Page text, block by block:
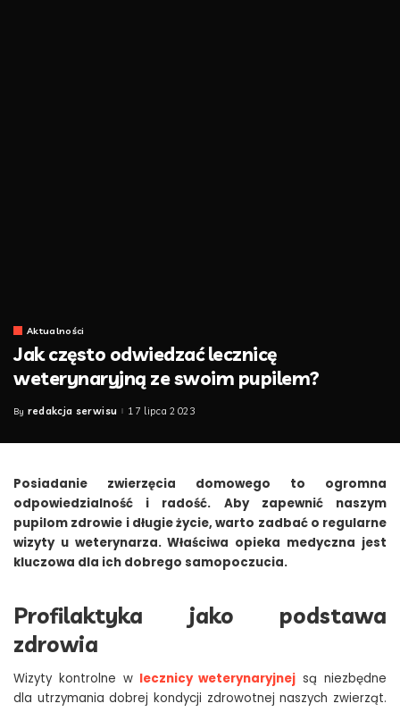
Aktualności
Jak często odwiedzać lecznicę
weterynaryjną ze swoim pupilem?
Posted
By redakcja serwisu 17 lipca 2023
Posiadanie zwierzęcia domowego to ogromna
odpowiedzialność i radość. Aby zapewnić naszym
pupilom zdrowie i długie życie, warto zadbać o regularne
wizyty u weterynarza. Właściwa opieka medyczna jest
kluczowa dla ich dobrego samopoczucia.
Profilaktyka jako podstawa
zdrowia
Wizyty kontrolne wlecznicy weterynaryjnej są niezbędne
dla utrzymania dobrej kondycji zdrowotnej naszych zwierząt.